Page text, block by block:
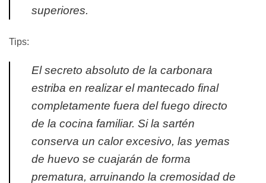
superiores.
Tips:
El secreto absoluto de la carbonara
estriba en realizar el mantecado final
completamente fuera del fuego directo
de la cocina familiar. Si la sartén
conserva un calor excesivo, las yemas
de huevo se cuajarán de forma
prematura, arruinando la cremosidad de